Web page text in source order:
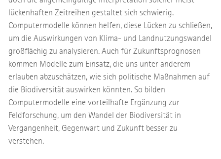
lückenhaften Zeitreihen gestaltet sich schwierig.
Computermodelle können helfen, diese Lücken zu schließen,
um die Auswirkungen von Klima- und Landnutzungswandel
großflächig zu analysieren. Auch für Zukunftsprognosen
kommen Modelle zum Einsatz, die uns unter anderem
erlauben abzuschätzen, wie sich politische Maßnahmen auf
die Biodiversität auswirken könnten. So bilden
Computermodelle eine vorteilhafte Ergänzung zur
Feldforschung, um den Wandel der Biodiversität in
Vergangenheit, Gegenwart und Zukunft besser zu
verstehen.